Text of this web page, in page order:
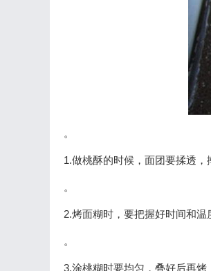
。
1.做桃酥的时候，面团要揉透，
。
2.烤面糊时，要把握好时间和温
。
3.涂桃糊时要均匀，叠好后再烤